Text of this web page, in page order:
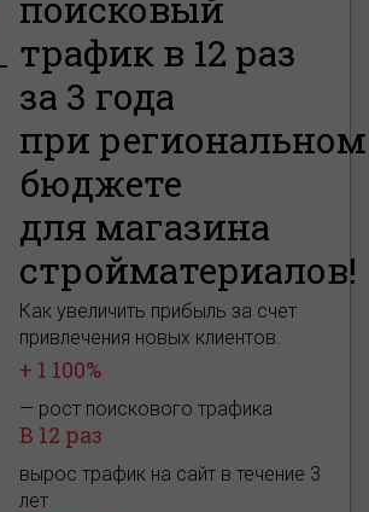
трафик в 12 раз
за 3 года
при региональном
бюджете
для магазина
стройматериалов!
Как увеличить прибыль за счет
привлечения новых клиентов.
+ 1 100%
— рост поискового трафика
В 12 раз
вырос трафик на сайт в течение 3
лет